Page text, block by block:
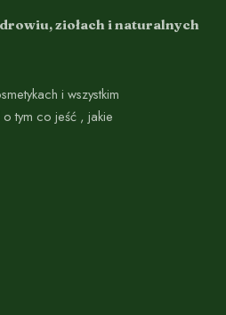
ziołach i naturalnych
i wszystkim
tym co jeść , jakie